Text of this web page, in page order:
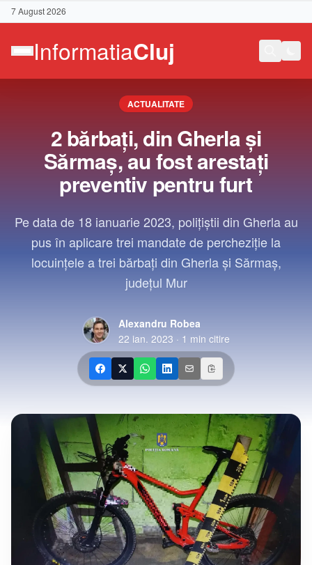
7 August 2026
ACTUALITATE
2 bărbați, din Gherla și
Sărmaș, au fost arestați
preventiv pentru furt
Pe data de 18 ianuarie 2023, polițiștii din Gherla au
pus în aplicare trei mandate de percheziție la
locuințele a trei bărbați din Gherla și Sărmaș,
județul Mur
Alexandru Robea
22 ian. 2023 · 1 min citire